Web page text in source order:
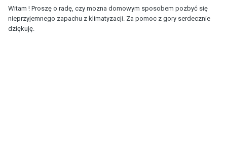
Witam ! Proszę o radę, czy mozna domowym sposobem pozbyć się
nieprzyjemnego zapachu z klimatyzacji. Za pomoc z gory serdecznie
dziękuję.